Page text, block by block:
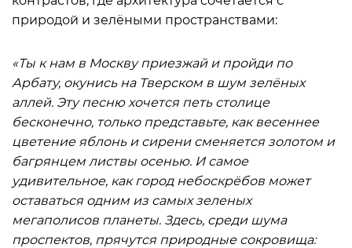
природой и зелёными пространствами:
«Ты к нам в Москву приезжай и пройди по
Арбату, окунись на Тверском в шум зелёных
аллей. Эту песню хочется петь столице
бесконечно, только представьте, как весеннее
цветение яблонь и сирени сменяется золотом и
багрянцем листвы осенью. И самое
удивительное, как город небоскрёбов может
оставаться одним из самых зеленых
мегаполисов планеты. Здесь, среди шума
проспектов, прячутся природные сокровища: